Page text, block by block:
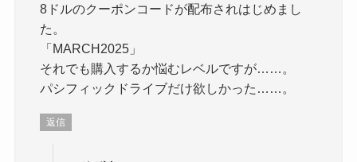
8ドルのクーポンコードが配布されはじめまし
た。
「MARCH2025」
それでも購入するか悩むレベルですが……。
パシフィックドライブだけ欲しかった……。
返信